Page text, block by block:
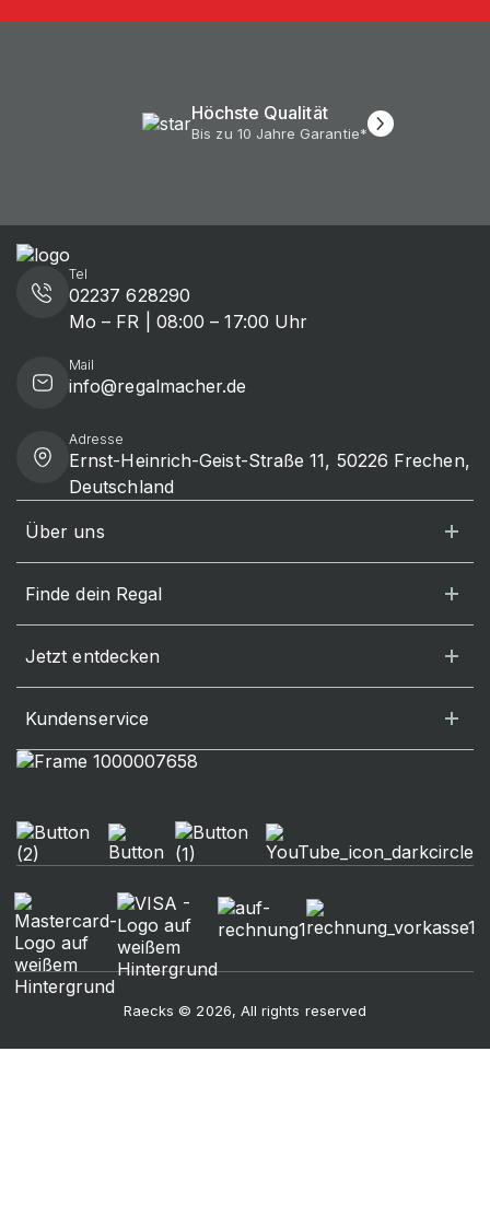
Höchste Qualität
Bis zu 10 Jahre Garantie*
Tel
02237 628290
Mo – FR | 08:00 – 17:00 Uhr
Mail
info@regalmacher.de
Adresse
Ernst-Heinrich-Geist-Straße 11, 50226 Frechen,
Deutschland
Über uns
Finde dein Regal
Jetzt entdecken
Kundenservice
Raecks © 2026, All rights reserved